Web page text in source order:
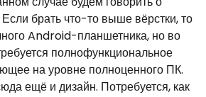
брать что-то выше вёрстки, то
Android-планшетника, но во
полнофункциональное
на уровне полноценного ПК.
ещё и дизайн. Потребуется, как